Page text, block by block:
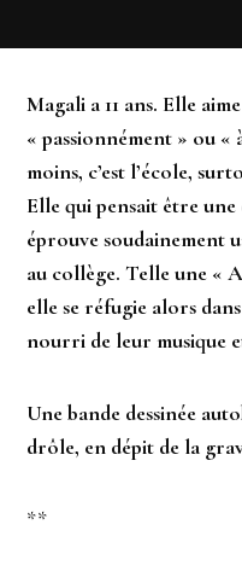
Magali a 11 ans. Elle
« passionnément » ou «
moins, c’est l’école,
Elle qui pensait être une
éprouve soudainement
au collège. Telle une «
elle se réfugie alors
nourri de leur musique
Une bande dessinée
drôle, en dépit de la
**